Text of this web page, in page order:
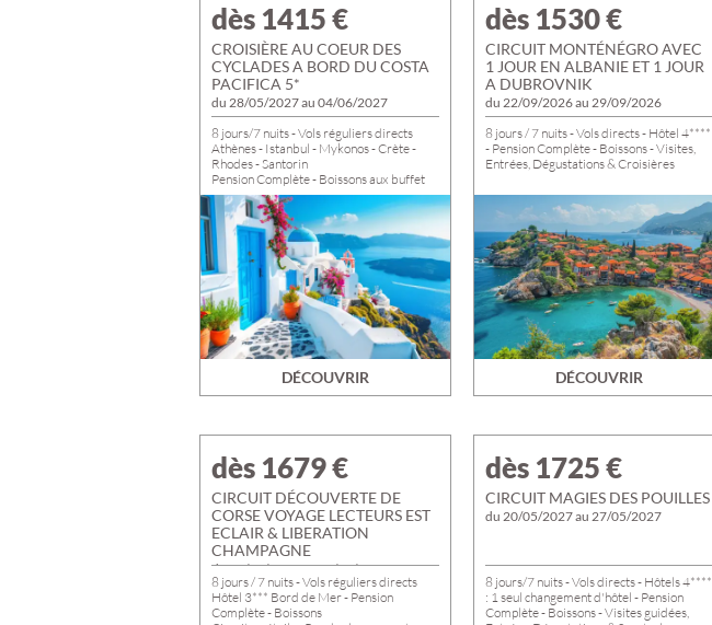
dès 1415€
CROISIÈRE AU COEUR DES
CYCLADES A BORD DU COSTA
PACIFICA 5*
du 28/05/2027 au 04/06/2027
8 jours/7 nuits - Vols réguliers directs
Athènes - Istanbul - Mykonos - Crète -
Rhodes - Santorin
Pension Complète - Boissons aux buffet
Transferts - Frais de services - Taxes
Portuaires incluses
Départs de TROYES, ROMILLY et
NOGENT du 28/05 au 04/06/2027
DÉCOUVRIR
dès 1530€
CIRCUIT MONTÉNÉGRO AVEC
1 JOUR EN ALBANIE ET 1 JOUR
A DUBROVNIK
du 22/09/2026 au 29/09/2026
8 jours / 7 nuits - Vols directs - Hôtel 4****
- Pension Complète - Boissons - Visites,
Entrées, Dégustations & Croisières
DÉCOUVRIR
dès 1679€
CIRCUIT DÉCOUVERTE DE
CORSE VOYAGE LECTEURS EST
ECLAIR & LIBERATION
CHAMPAGNE
du 10/10/2026 au 17/10/2026
8 jours / 7 nuits - Vols réguliers directs
Hôtel 3*** Bord de Mer - Pension
Complète - Boissons
dès 1725€
CIRCUIT MAGIES DES POUILLES
du 20/05/2027 au 27/05/2027
8 jours/7 nuits - Vols directs - Hôtels 4****
: 1 seul changement d'hôtel - Pension
Complète - Boissons - Visites guidées,